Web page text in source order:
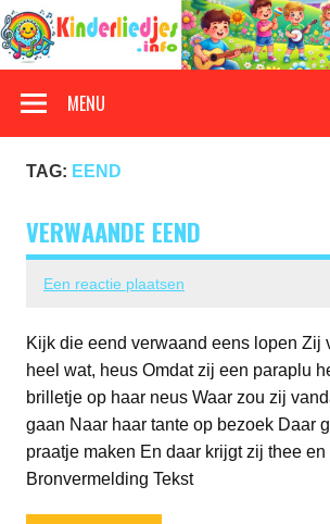
Doorgaan
naar
inhoud
MENU
TAG: EEND
VERWAANDE EEND
Een reactie plaatsen
Kijk die eend verwaand eens lopen Zij
heel wat, heus Omdat zij een paraplu
brilletje op haar neus Waar zou zij
gaan Naar haar tante op bezoek Daar
praatje maken En daar krijgt zij thee en
Bronvermelding Tekst